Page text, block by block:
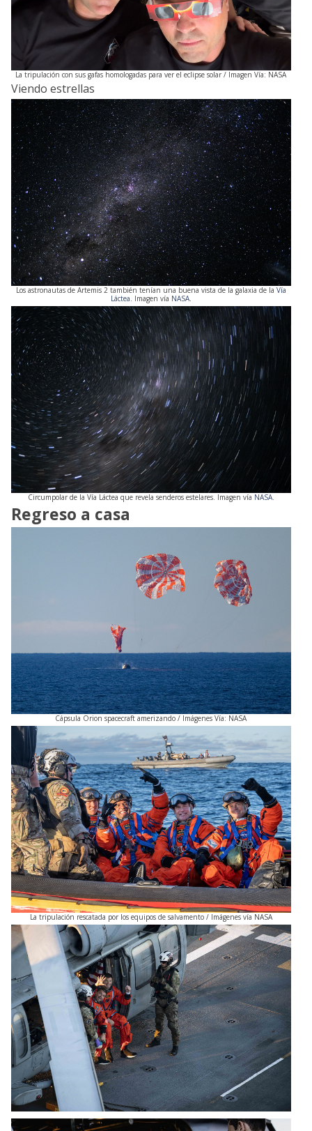
La tripulación con sus gafas homologadas para ver el eclipse solar / Imagen Vía: NASA
Viendo estrellas
Los astronautas de Artemis 2 también tenían una buena vista de la galaxia de la Vía
Láctea. Imagen vía NASA.
Circumpolar de la Vía Láctea que revela senderos estelares. Imagen vía NASA.
Regreso a casa
Cápsula Orion spacecraft amerizando / Imágenes Vía: NASA
La tripulación rescatada por los equipos de salvamento / Imágenes vía NASA